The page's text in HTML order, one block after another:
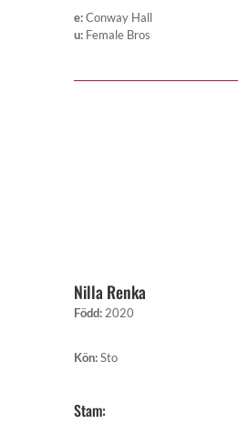
e:Conway Hall
u: Female Bros
Nilla Renka
Född: 2020
Kön:Sto
Stam: